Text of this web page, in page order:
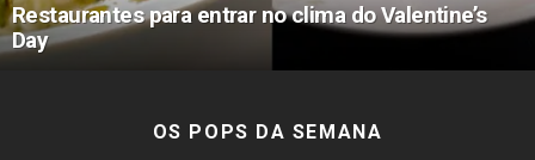
Restaurantes para entrar no clima do Valentine’s
Day
OS POPS DA SEMANA